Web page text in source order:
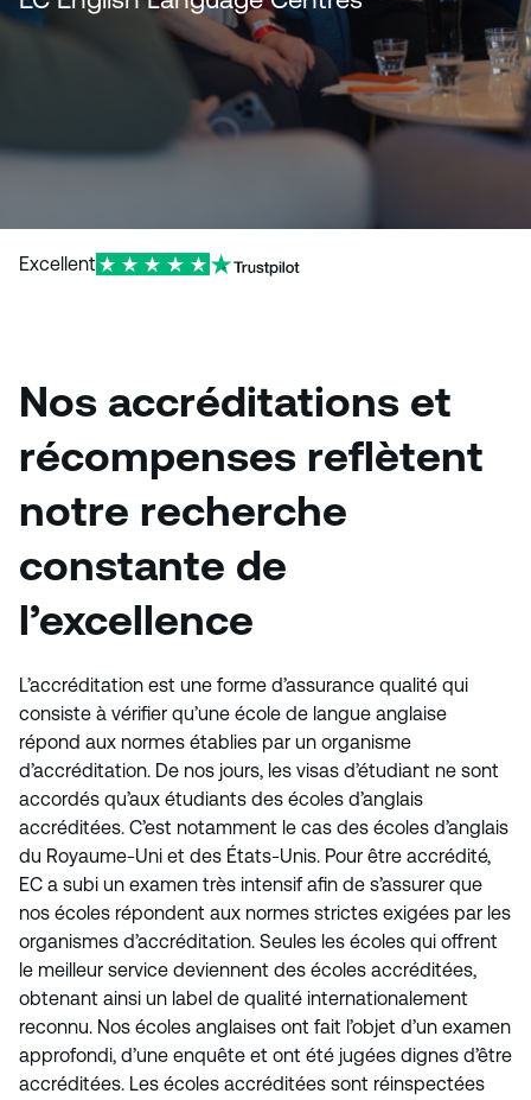
Excellent
Nos accréditations et
récompenses reflètent
notre recherche
constante de
l’excellence
L’accréditation est une forme d’assurance qualité qui
consiste à vérifier qu’une école de langue anglaise
répond aux normes établies par un organisme
d’accréditation. De nos jours, les visas d’étudiant ne sont
accordés qu’aux étudiants des écoles d’anglais
accréditées. C’est notamment le cas des écoles d’anglais
du Royaume-Uni et des États-Unis. Pour être accrédité,
EC a subi un examen très intensif afin de s’assurer que
nos écoles répondent aux normes strictes exigées par les
organismes d’accréditation. Seules les écoles qui offrent
le meilleur service deviennent des écoles accréditées,
obtenant ainsi un label de qualité internationalement
reconnu. Nos écoles anglaises ont fait l’objet d’un examen
approfondi, d’une enquête et ont été jugées dignes d’être
accréditées. Les écoles accréditées sont réinspectées